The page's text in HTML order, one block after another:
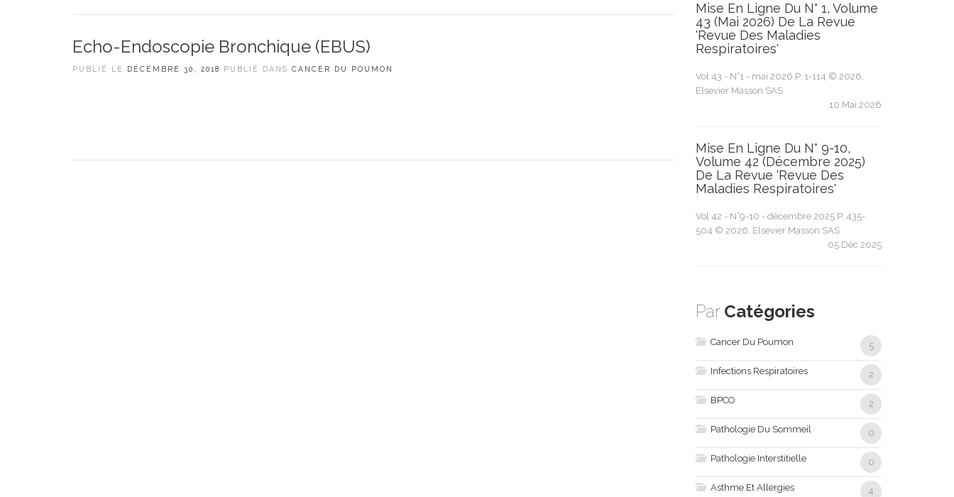
Echo-Endoscopie Bronchique (EBUS)
PUBLIÉ LE DÉCEMBRE 30, 2018 PUBLIÉ DANS CANCER DU POUMON
Mise En Ligne Du N° 1, Volume
43 (mai 2026) De La Revue
'Revue Des Maladies
Respiratoires'
Vol 43 - N°1 - mai 2026 P. 1-114 © 2026,
Elsevier Masson SAS
10.Mai.2026
Mise En Ligne Du N° 9-10,
Volume 42 (décembre 2025)
De La Revue 'Revue Des
Maladies Respiratoires'
Vol 42 - N°9-10 - décembre 2025 P. 435-
504 © 2026, Elsevier Masson SAS
05.Déc.2025
Par Catégories
Cancer Du Poumon 5
Infections Respiratoires 2
BPCO 2
Pathologie Du Sommeil 0
Pathologie Interstitielle 0
Asthme Et Allergies 4